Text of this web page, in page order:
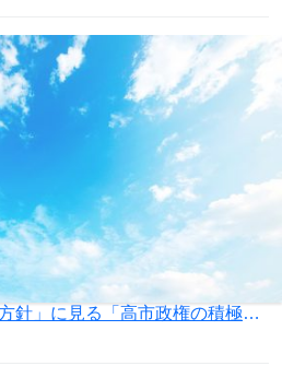
【政務調査会】「骨太の方針」に見る「高市政権の積極財政」の落とし穴